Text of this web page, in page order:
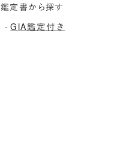
鑑定書から探す
-GIA鑑定付き